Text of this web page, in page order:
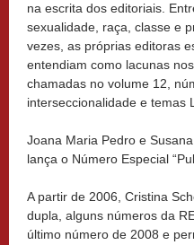
na escrita dos editoriais.
sexualidade, raça, classe e
vezes, as próprias editoras
entendiam como lacunas
chamadas no volume 12,
interseccionalidade e temas
Joana Maria Pedro e
lança o Número Especial
A partir de 2006, Cristina
dupla, alguns números da
último número de 2008 e